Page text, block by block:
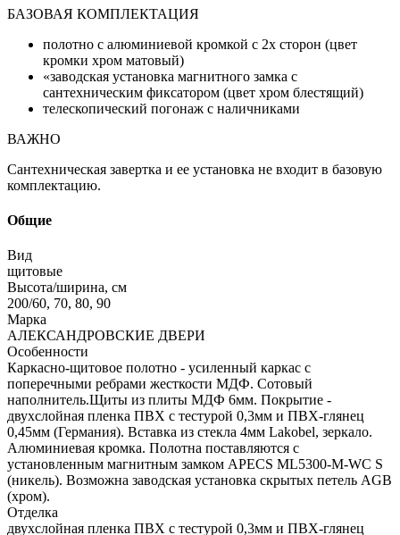
БАЗОВАЯ КОМПЛЕКТАЦИЯ
полотно с алюминиевой кромкой с 2х сторон (цвет
кромки хром матовый)
«заводская установка магнитного замка с
сантехническим фиксатором (цвет хром блестящий)
телескопический погонаж с наличниками
ВАЖНО
Сантехническая завертка и ее установка не входит в базовую
комплектацию.
Общие
Вид
щитовые
Высота/ширина, см
200/60, 70, 80, 90
Марка
АЛЕКСАНДРОВСКИЕ ДВЕРИ
Особенности
Каркасно-щитовое полотно - усиленный каркас с
поперечными ребрами жесткости МДФ. Сотовый
наполнитель.Щиты из плиты МДФ 6мм. Покрытие -
двухслойная пленка ПВХ с тестурой 0,3мм и ПВХ-глянец
0,45мм (Германия). Вставка из стекла 4мм Lakobel, зеркало.
Алюминиевая кромка. Полотна поставляются с
установленным магнитным замком APECS ML5300-M-WC S
(никель). Возможна заводская установка скрытых петель AGB
(хром).
Отделка
двухслойная пленка ПВХ с тестурой 0,3мм и ПВХ-глянец